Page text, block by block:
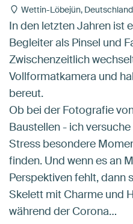
Wettin-Löbejün, Deutschland
In den letzten Jahren ist
Begleiter als Pinsel und
Zwischenzeitlich
Vollformatkamera und
bereut.
Ob bei der Fotografie
Baustellen - ich
Stress besondere
finden. Und wenn es an
Perspektiven fehlt, dann
Skelett mit Charme und
während der Corona…